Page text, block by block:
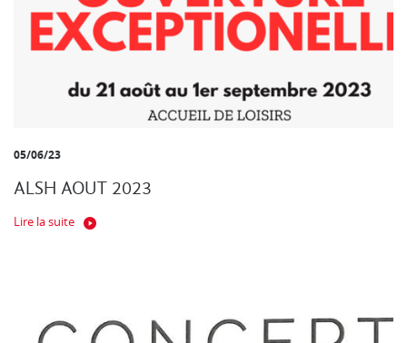
05/06/23
ALSH AOUT 2023
Lire la suite